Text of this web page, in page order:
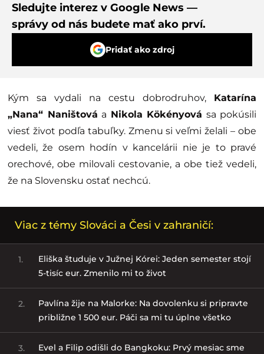
Sledujte interez v Google News —
správy od nás budete mať ako prví.
Pridať ako zdroj
Kým sa vydali na cestu dobrodruhov, Katarína
„Nana“ Naništová a Nikola Kökényová sa pokúsili
viesť život podľa tabuľky. Zmenu si veľmi želali – obe
vedeli, že osem hodín v kancelárii nie je to pravé
orechové, obe milovali cestovanie, a obe tiež vedeli,
že na Slovensku ostať nechcú.
Viac z témy Slováci a Česi v zahraničí:
1.
Eliška študuje v Južnej Kórei: Jeden semester stojí
5-tisíc eur. Zmenilo mi to život
2.
Pavlína žije na Malorke: Na dovolenku si pripravte
približne 1 500 eur. Páči sa mi tu úplne všetko
3.
Evel a Filip odišli do Bangkoku: Prvý mesiac sme